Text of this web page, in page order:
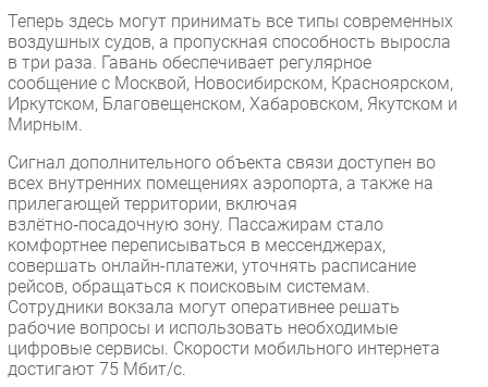
CIO/Управление ИТ
Гаджеты
Здоровье
РАЗДЕЛЫ
Новости
Аналитика
Интервью
Мероприятия
Проекты
IT класс
Тестовый стенд
Теперь здесь могут принимать все типы современных
воздушных судов, а пропускная способность выросла
в три раза. Гавань обеспечивает регулярное
сообщение с Москвой, Новосибирском, Красноярском,
Иркутском, Благовещенском, Хабаровском, Якутском и
Мирным.
Сигнал дополнительного объекта связи доступен во
всех внутренних помещениях аэропорта, а также на
прилегающей территории, включая
взлётно‑посадочную зону. Пассажирам стало
комфортнее переписываться в мессенджерах,
совершать онлайн-платежи, уточнять расписание
рейсов, обращаться к поисковым системам.
Сотрудники вокзала могут оперативнее решать
рабочие вопросы и использовать необходимые
цифровые сервисы. Скорости мобильного интернета
достигают 75 Мбит/с.